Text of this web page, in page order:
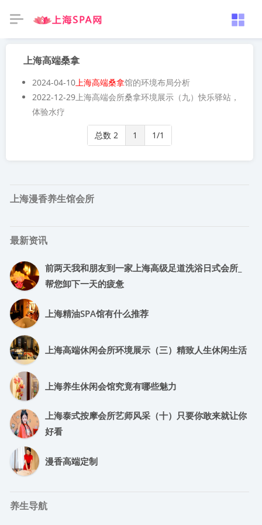
上海高端桑拿
2024-04-10上海高端桑拿馆的环境布局分析
2022-12-29上海高端会所桑拿环境展示（九）快乐驿站，
体验水疗
总数 2 1 1/1
上海漫香养生馆会所
最新资讯
前两天我和朋友到一家上海高级足道洗浴日式会所_
帮您卸下一天的疲惫
上海精油SPA馆有什么推荐
上海高端休闲会所环境展示（三）精致人生休闲生活
上海养生休闲会馆究竟有哪些魅力
上海泰式按摩会所艺师风采（十）只要你敢来就让你
好看
漫香高端定制
养生导航